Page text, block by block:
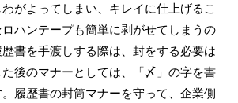
がよってしまい、キレイに仕上げるこ
ハンテープも簡単に剥がせてしまうの
書を手渡しする際は、封をする必要は
後のマナーとしては、「〆」の字を書
履歴書の封筒マナーを守って、企業側